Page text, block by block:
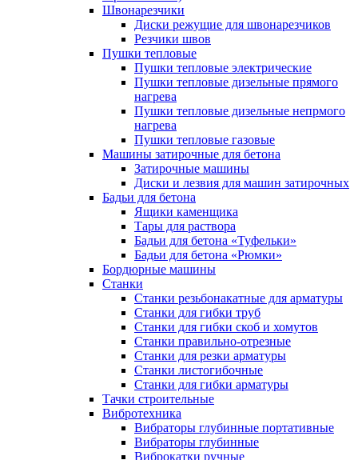
Швонарезчики
Диски режущие для швонарезчиков
Резчики швов
Пушки тепловые
Пушки тепловые электрические
Пушки тепловые дизельные прямого
нагрева
Пушки тепловые дизельные непрмого
нагрева
Пушки тепловые газовые
Машины затирочные для бетона
Затирочные машины
Диски и лезвия для машин затирочных
Бадьи для бетона
Ящики каменщика
Тары для раствора
Бадьи для бетона «Туфельки»
Бадьи для бетона «Рюмки»
Бордюрные машины
Станки
Станки резьбонакатные для арматуры
Станки для гибки труб
Станки для гибки скоб и хомутов
Станки правильно-отрезные
Станки для резки арматуры
Станки листогибочные
Станки для гибки арматуры
Тачки строительные
Вибротехника
Вибраторы глубинные портативные
Вибраторы глубинные
Виброкатки ручные